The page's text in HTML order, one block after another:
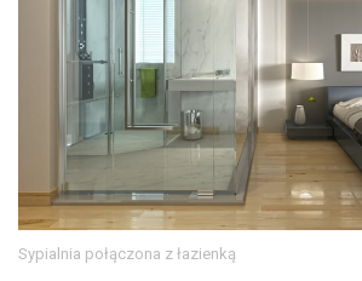
Sypialnia połączona z łazienką